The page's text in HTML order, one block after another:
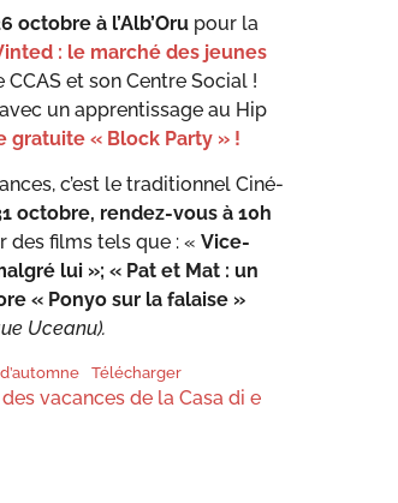
octobre à l’Alb’Oru pour la
: le marché des jeunes
CCAS et son Centre Social !
un apprentissage au Hip
gratuite « Block Party » !
c’est le traditionnel Ciné-
octobre, rendez-vous à 10h
des films tels que : « Vice-
lui »; « Pat et Mat : un
« Ponyo sur la falaise »
Uceanu).
Télécharger
vacances de la Casa di e